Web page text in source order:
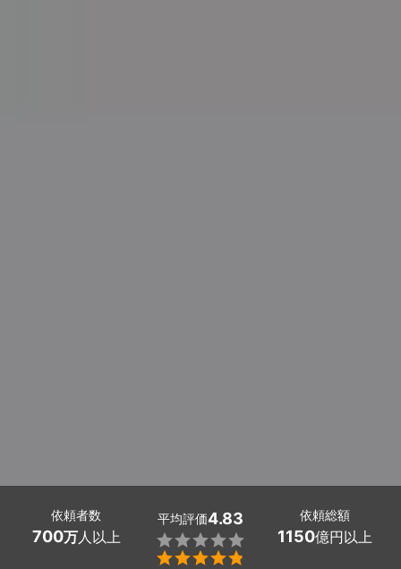
依頼者数
700万人以上
平均評価4.83


依頼総額
1150億円以上